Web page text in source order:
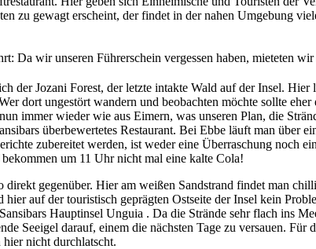
zu gewagt erscheint, der findet in der nahen Umgebung
Da wir unseren Führerschein vergessen haben, mieteten
der Jozani Forest, der letzte intakte Wald auf der Insel.
dort ungestört wandern und beobachten möchte sollte
immer wieder wie aus Eimern, was unseren Plan, die
überbewertetes Restaurant. Bei Ebbe läuft man über
zubereitet werden, ist weder eine Überraschung noch
um 11 Uhr nicht mal eine kalte Cola!
gegenüber. Hier am weißen Sandstrand findet man
auf der touristisch geprägten Ostseite der Insel kein
Hauptinsel Unguia . Da die Strände sehr flach ins
Seeigel darauf, einem die nächsten Tage zu versauen.
hier nicht durchlatscht.